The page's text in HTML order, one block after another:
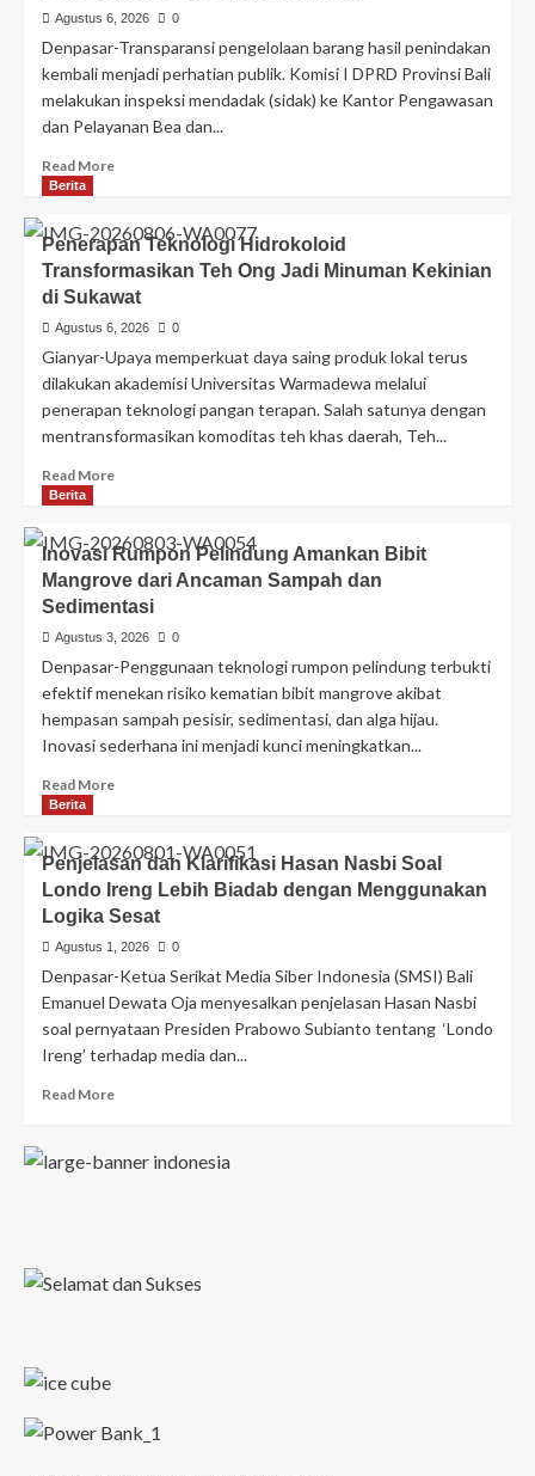
Agustus 6, 2026 0
Denpasar-Transparansi pengelolaan barang hasil penindakan
kembali menjadi perhatian publik. Komisi I DPRD Provinsi Bali
melakukan inspeksi mendadak (sidak) ke Kantor Pengawasan
dan Pelayanan Bea dan...
Read More
Berita
Penerapan Teknologi Hidrokoloid
Transformasikan Teh Ong Jadi Minuman Kekinian
di Sukawat
Agustus 6, 2026 0
Gianyar-Upaya memperkuat daya saing produk lokal terus
dilakukan akademisi Universitas Warmadewa melalui
penerapan teknologi pangan terapan. Salah satunya dengan
mentransformasikan komoditas teh khas daerah, Teh...
Read More
Berita
Inovasi Rumpon Pelindung Amankan Bibit
Mangrove dari Ancaman Sampah dan
Sedimentasi
Agustus 3, 2026 0
Denpasar-Penggunaan teknologi rumpon pelindung terbukti
efektif menekan risiko kematian bibit mangrove akibat
hempasan sampah pesisir, sedimentasi, dan alga hijau.
Inovasi sederhana ini menjadi kunci meningkatkan...
Read More
Berita
Penjelasan dan Klarifikasi Hasan Nasbi Soal
Londo Ireng Lebih Biadab dengan Menggunakan
Logika Sesat
Agustus 1, 2026 0
Denpasar-Ketua Serikat Media Siber Indonesia (SMSI) Bali
Emanuel Dewata Oja menyesalkan penjelasan Hasan Nasbi
soal pernyataan Presiden Prabowo Subianto tentang ‘Londo
Ireng’ terhadap media dan...
Read More